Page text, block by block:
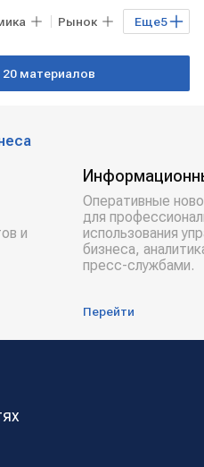
Еще5
Рынок
материалов
и
Оперативные
для
использования
бизнеса,
пресс-службами.
Перейти